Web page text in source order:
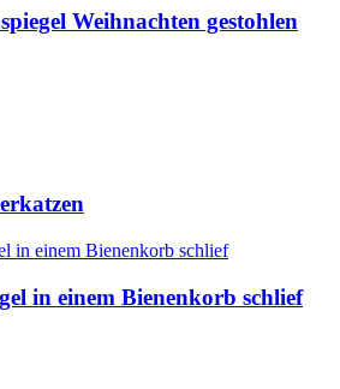
Weihnachten gestohlen
in einem Bienenkorb schlief